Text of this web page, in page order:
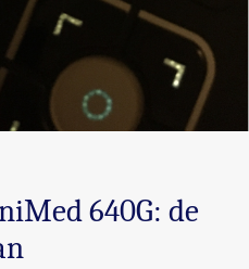
640G: de